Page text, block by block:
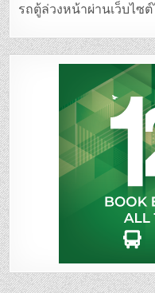
รถตู้ล่วงหน้าผ่านเว็บไซ